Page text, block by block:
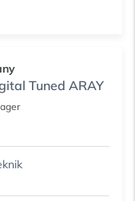
Tuned ARAY